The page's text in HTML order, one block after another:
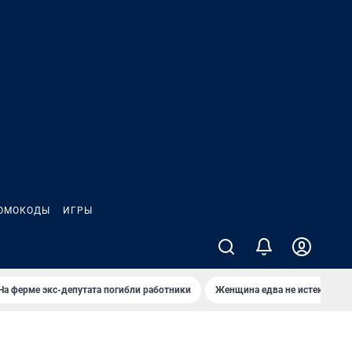
ИГРЫ
ферме экс-депутата погибли работники Женщина едва не истекла